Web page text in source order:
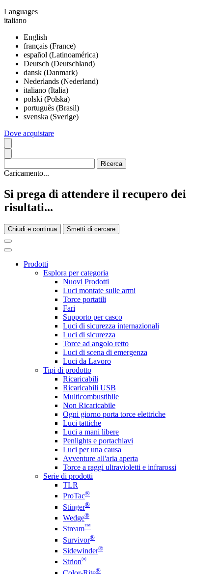
Languages
italiano
English
français (France)
español (Latinoamérica)
Deutsch (Deutschland)
dansk (Danmark)
Nederlands (Nederland)
italiano (Italia)
polski (Polska)
português (Brasil)
svenska (Sverige)
Dove acquistare
Caricamento...
Si prega di attendere il recupero dei
risultati...
Chiudi e continua Smetti di cercare
Prodotti
Esplora per categoria
Nuovi Prodotti
Luci montate sulle armi
Torce portatili
Fari
Supporto per casco
Luci di sicurezza internazionali
Luci di sicurezza
Torce ad angolo retto
Luci di scena di emergenza
Luci da Lavoro
Tipi di prodotto
Ricaricabili
Ricaricabili USB
Multicombustibile
Non Ricaricabile
Ogni giorno porta torce elettriche
Luci tattiche
Luci a mani libere
Penlights e portachiavi
Luci per una causa
Avventure all'aria aperta
Torce a raggi ultravioletti e infrarossi
Serie di prodotti
TLR
ProTac®
Stinger®
Wedge®
Stream™
Survivor®
Sidewinder®
Strion®
®